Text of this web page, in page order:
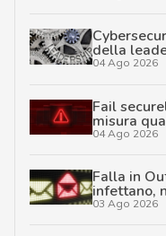
della
04 Ago 2026
Fail
misura
04 Ago 2026
Falla in
infettano,
03 Ago 2026